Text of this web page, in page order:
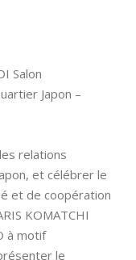
Salon
Japon –
relations
et célébrer le
et de coopération
KOMATCHI
à motif
le